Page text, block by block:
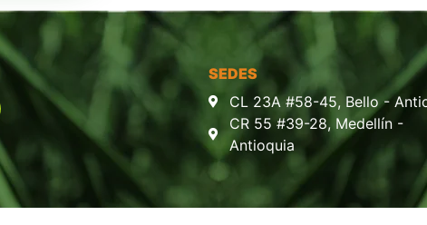
SEDES
CL 23A #58-45, Bello -
CR 55 #39-28, Medellín -
Antioquia